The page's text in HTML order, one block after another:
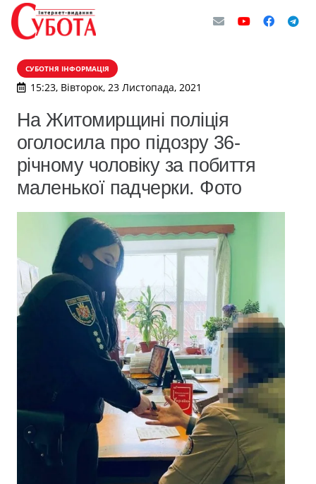
СУБОТНЯ ІНФОРМАЦІЯ
15:23, Вівторок, 23 Листопада, 2021
На Житомирщині поліція
оголосила про підозру 36-
річному чоловіку за побиття
маленької падчерки. Фото